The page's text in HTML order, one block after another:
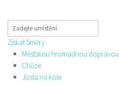
Získat Směry
Městskou hromadnou dopravou
Chůze
Jízda na kole